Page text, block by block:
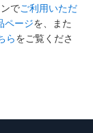
でご利用いただ
ページを、また
らをご覧くださ